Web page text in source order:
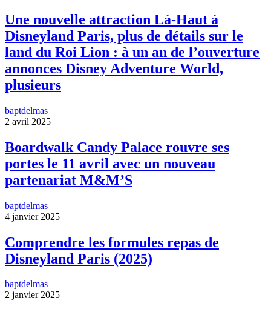
Une nouvelle attraction Là-Haut à
Disneyland Paris, plus de détails sur le
land du Roi Lion : à un an de l’ouverture
annonces Disney Adventure World,
plusieurs
baptdelmas
2 avril 2025
Boardwalk Candy Palace rouvre ses
portes le 11 avril avec un nouveau
partenariat M&M’S
baptdelmas
4 janvier 2025
Comprendre les formules repas de
Disneyland Paris (2025)
baptdelmas
2 janvier 2025